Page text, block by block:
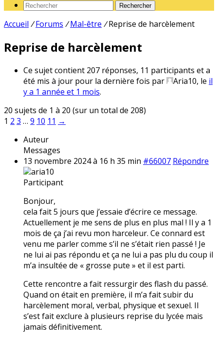
Rechercher
Accueil / Forums / Mal-être / Reprise de harcèlement
Reprise de harcèlement
Ce sujet contient 207 réponses, 11 participants et a
été mis à jour pour la dernière fois par
Aria10, le il
y a 1 année et 1 mois.
20 sujets de 1 à 20 (sur un total de 208)
1 2 3 … 9 10 11 →
Auteur
Messages
13 novembre 2024 à 16 h 35 min #66007 Répondre
aria10
Participant
Bonjour,
cela fait 5 jours que j’essaie d’écrire ce message.
Actuellement je me sens de plus en plus mal ! Il y a 1
mois de ça j’ai revu mon harceleur. Ce connard est
venu me parler comme s’il ne s’était rien passé ! Je
ne lui ai pas répondu et ça ne lui a pas plu du coup il
m’a insultée de « grosse pute » et il est parti.
Cette rencontre a fait ressurgir des flash du passé.
Quand on était en première, il m’a fait subir du
harcèlement moral, verbal, physique et sexuel. Il
s’est fait exclure à plusieurs reprise du lycée mais
jamais définitivement.